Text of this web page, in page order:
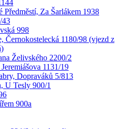
Předměstí, Za Šarlákem 1938
43
998
Černokostelecká 1180/98 (vjezd z
Želivského 2200/2
1131/19
Dopraváků 5/813
U Tesly 900/1
900a